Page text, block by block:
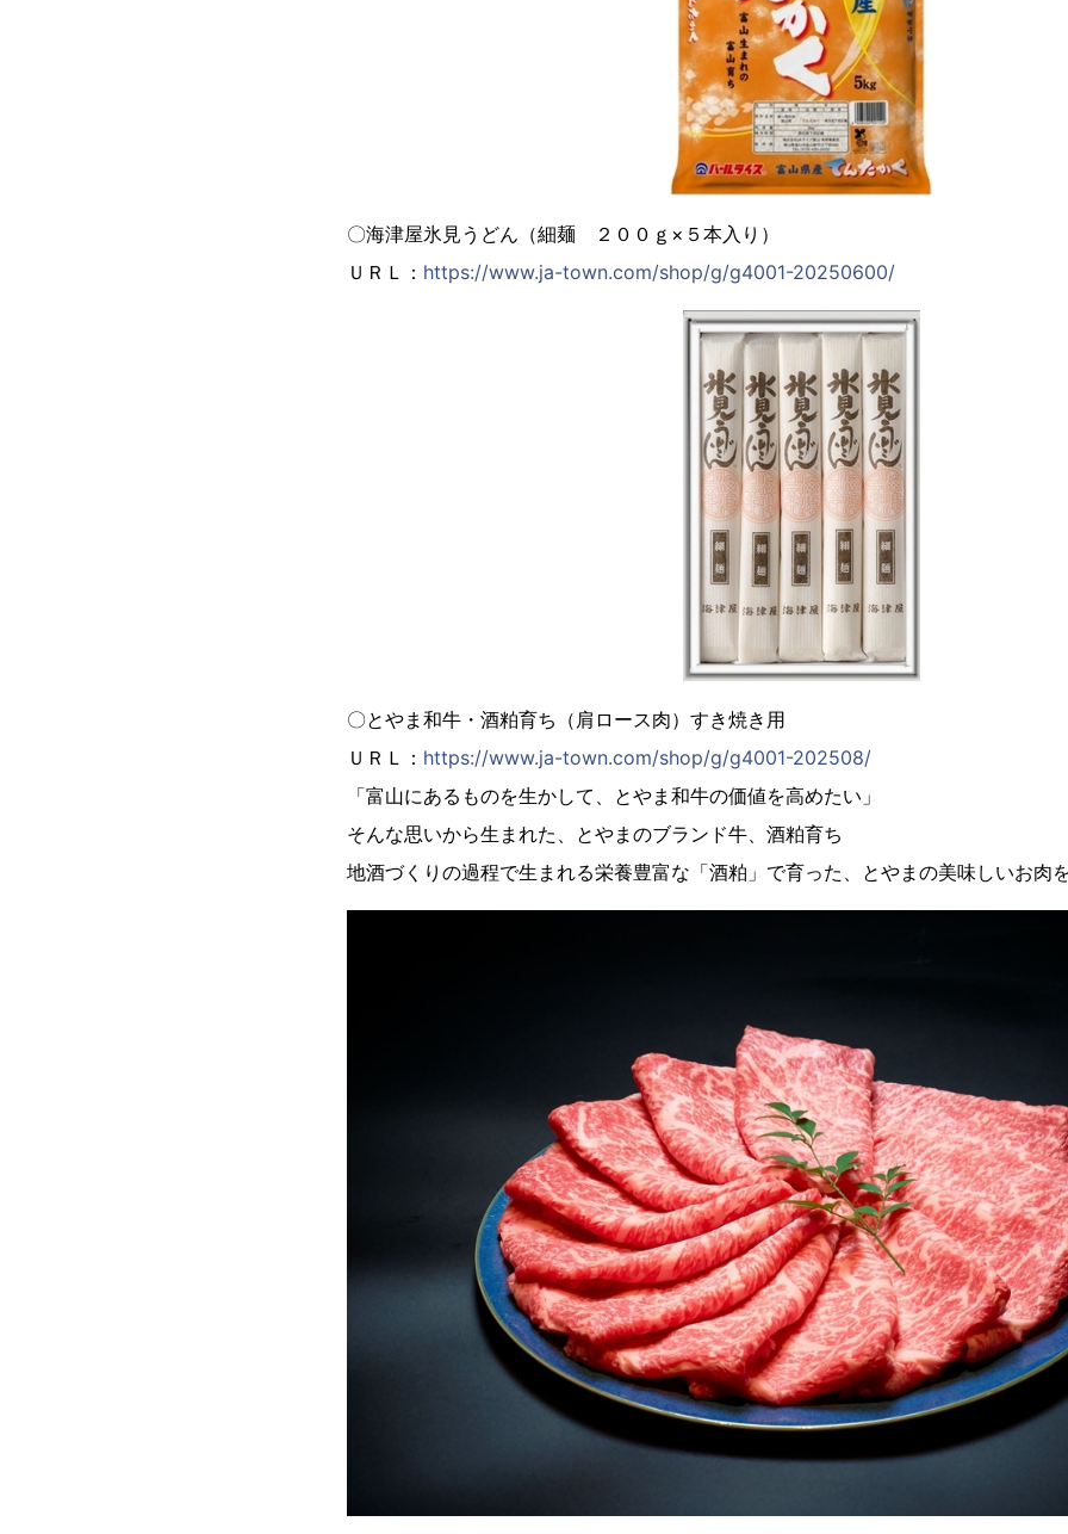
〇海津屋氷見うどん（細麺 ２００ｇ×５本入り）
ＵＲＬ： https://www.ja-town.com/shop/g/g4001-20250600/
〇とやま和牛・酒粕育ち（肩ロース肉）すき焼き用
ＵＲＬ： https://www.ja-town.com/shop/g/g4001-202508/
「富山にあるものを生かして、とやま和牛の価値を高めたい」
そんな思いから生まれた、とやまのブランド牛、酒粕育ち
地酒づくりの過程で生まれる栄養豊富な「酒粕」で育った、とやまの美味しいお肉